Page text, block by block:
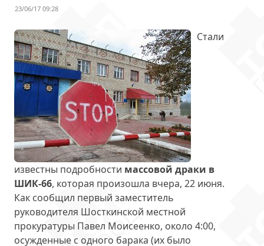
23/06/17 09:28
Стали
известны подробности массовой драки в
ШИК-66, которая произошла вчера, 22 июня.
Как сообщил первый заместитель
руководителя Шосткинской местной
прокуратуры Павел Моисеенко, около 4:00,
осужденные с одного барака (их было